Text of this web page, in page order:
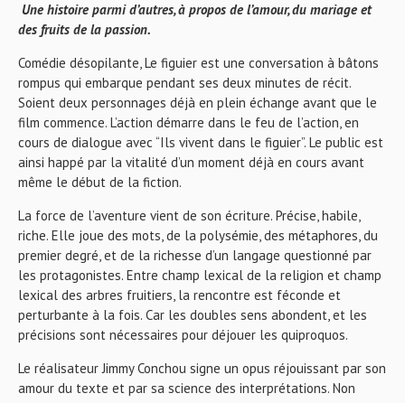
Une histoire parmi d’autres, à propos de l’amour, du mariage et
des fruits de la passion.
Comédie désopilante, Le figuier est une conversation à bâtons
rompus qui embarque pendant ses deux minutes de récit.
Soient deux personnages déjà en plein échange avant que le
film commence. L’action démarre dans le feu de l’action, en
cours de dialogue avec “Ils vivent dans le figuier”. Le public est
ainsi happé par la vitalité d’un moment déjà en cours avant
même le début de la fiction.
La force de l’aventure vient de son écriture. Précise, habile,
riche. Elle joue des mots, de la polysémie, des métaphores, du
premier degré, et de la richesse d’un langage questionné par
les protagonistes. Entre champ lexical de la religion et champ
lexical des arbres fruitiers, la rencontre est féconde et
perturbante à la fois. Car les doubles sens abondent, et les
précisions sont nécessaires pour déjouer les quiproquos.
Le réalisateur Jimmy Conchou signe un opus réjouissant par son
amour du texte et par sa science des interprétations. Non